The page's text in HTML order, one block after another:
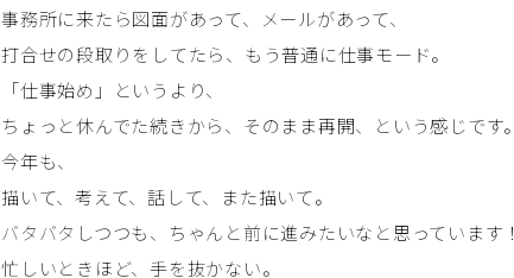
事務所に来たら図面があって、メールがあって、
打合せの段取りをしてたら、もう普通に仕事モード。
「仕事始め」というより、
ちょっと休んでた続きから、そのまま再開、という感じです。
今年も、
描いて、考えて、話して、また描いて。
バタバタしつつも、ちゃんと前に進みたいなと思っています！
忙しいときほど、手を抜かない。